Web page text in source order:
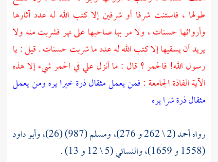
طولها ، فاستنت شرفا أو شرفين إلا كتب الله له عدد آثارها
وأرواثها حسنات ، ولا مر بها صاحبها على نهر فشربت منه ولا
يريد أن يسقيها إلا كتب الله له عدد ما شربت حسنات . قيل : يا
رسول الله! فالحمر ؟ قال : ما أنزل علي في الحمر شيء إلا هذه
الآية الفاذة الجامعة :فمن يعمل مثقال ذرة خيرا يرهومن يعمل
مثقال ذرة شرا يره
رواه أحمد (2 \ 262 و 276)، ومسلم (987) (26)، وأبو داود
(1558 و 1659)، والنسائي (5 \ 12 و 13) .